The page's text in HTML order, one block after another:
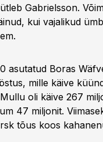
Gabrielsson.
kui vajalikud
asutatud Boras
mille käive
oli käive 267
47 miljonit.
tõus koos